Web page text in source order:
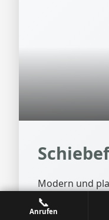
Modern und
große
Außenbereich.
📞
Anrufen